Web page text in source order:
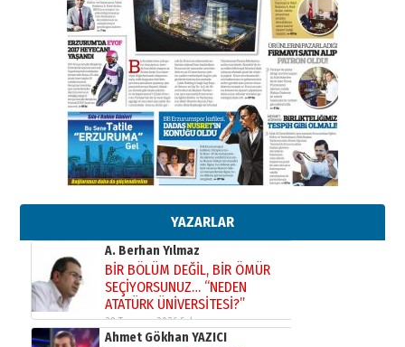
YAZARLAR
Erzurumspor’un köşe taşları
29 Haziran 2026 Pazartesi
Kenan GÜLERCİ
Murat Şahsuvaroğlu ERKON’da
çıtayı yukarı taşırken,
yönetimdekiler aşağı
çekmemeli!
17 Şubat 2026 SalıOrhan BOZKURT
Bir fotoğraf, bir şehir, bir
gazeteci… Dizginler kimin
A. Berhan Yılmaz
BİR BÖLÜM DEĞİL, BİR ÖMÜR
SEÇİYORSUNUZ… “NEDEN
ATATÜRK ÜNİVERSİTESİ?”
28 Temmuz 2026 Salı
Ahmet Gökhan YAZICI